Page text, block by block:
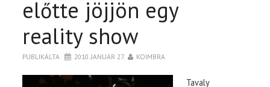
előtte jöjjön egy
reality show
PUBLIKÁLTA 2010. JANUÁR 27. KOIMBRA
Tavaly